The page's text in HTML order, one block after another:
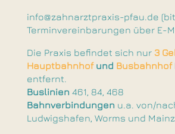
info@zahnarztpraxis-pfau.de
Terminvereinbarungen über E-
Die Praxis befindet sich nur3
Hauptbahnhof und Busbahnhof
entfernt.
Buslinien 461, 84, 468
Bahnverbindungen u.a. von/
Ludwigshafen, Worms und